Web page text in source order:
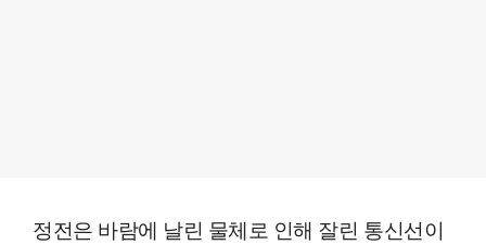
정전은 바람에 날린 물체로 인해 잘린 통신선이